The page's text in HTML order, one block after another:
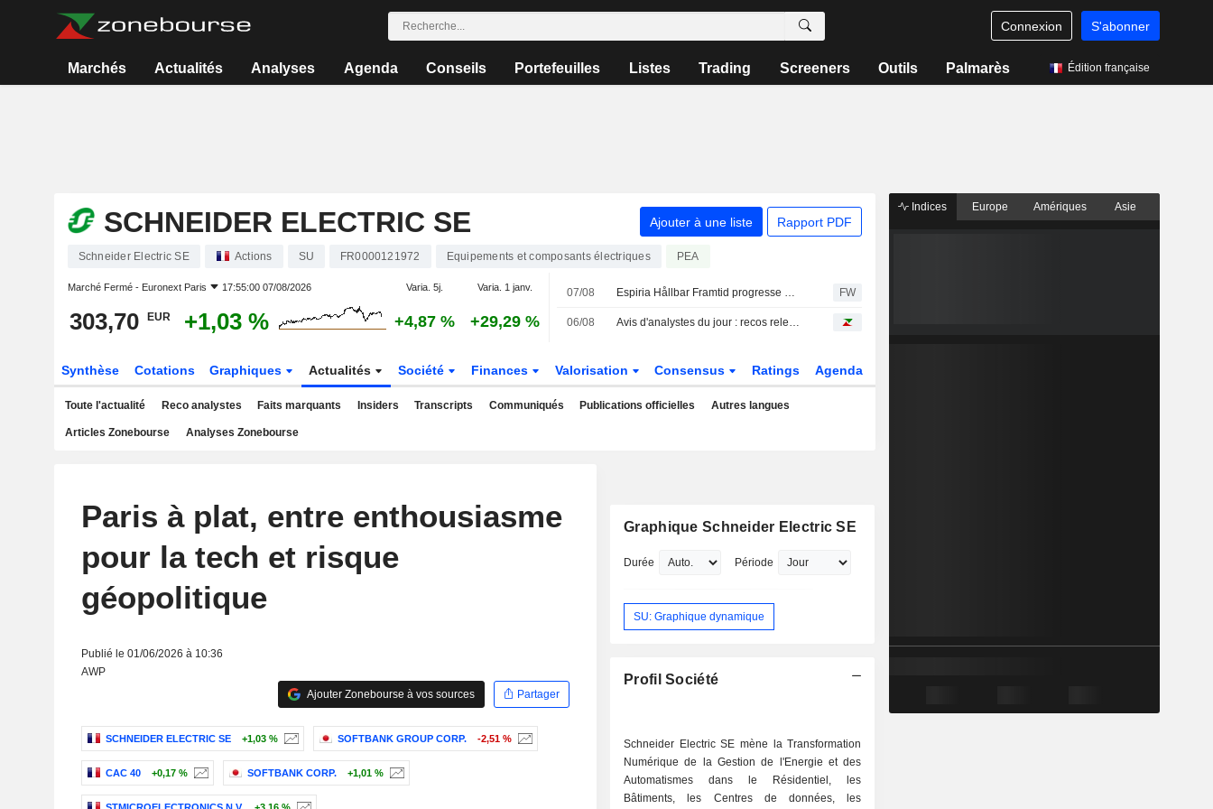
Connexion S'abonner
Marchés Actualités Analyses Agenda Conseils Portefeuilles Listes Trading Screeners Outils Palmarès Édition française
SCHNEIDER ELECTRIC SE Ajouter à une liste Rapport PDF
Schneider Electric SE Actions SU FR0000121972 Equipements et composants électriques PEA
Marché Fermé - Euronext Paris 17:55:00 07/08/2026 Varia. 5j. Varia. 1 janv.
303,70 EUR +1,03 % +4,87 % +29,29 %
07/08 Espiria Hållbar Framtid progresse de 2,5 % en juillet – allègement des positions dans Bristol Myers Squibb, Merck et Novo Nordisk FW
06/08 Avis d'analystes du jour : recos relevées sur L'Oréal et Clariant
Synthèse Cotations Graphiques Actualités Société Finances Valorisation Consensus Ratings Agenda
Toute l'actualité Reco analystes Faits marquants Insiders Transcripts Communiqués Publications officielles Autres langues
Articles Zonebourse Analyses Zonebourse
Paris à plat, entre enthousiasme
pour la tech et risque
géopolitique
Publié le 01/06/2026 à 10:36
AWP
Ajouter Zonebourse à vos sources
Partager
SCHNEIDER ELECTRIC SE +1,03 % SOFTBANK GROUP CORP. -2,51 %
CAC 40 +0,17 % SOFTBANK CORP. +1,01 %
Graphique Schneider Electric SE
Durée Période
SU: Graphique dynamique
Profil Société
Schneider Electric SE mène la Transformation
Numérique de la Gestion de l'Energie et des
Automatismes dans le Résidentiel, les
Bâtiments, les Centres de données, les
Indices Europe Amériques Asie